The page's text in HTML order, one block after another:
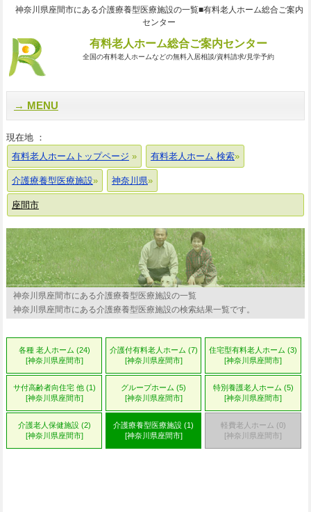
神奈川県座間市にある介護療養型医療施設の一覧■有料老人ホーム総合ご案内
センター
有料老人ホーム総合ご案内センター
全国の有料老人ホームなどの無料入居相談/資料請求/見学予約
MENU
現在地 ：
有料老人ホームトップページ
有料老人ホーム 検索
介護療養型医療施設 神奈川県
座間市
神奈川県座間市にある介護療養型医療施設の一覧
神奈川県座間市にある介護療養型医療施設の検索結果一覧です。
各種 老人ホーム (24)
[神奈川県座間市]
介護付有料老人ホーム (7)
[神奈川県座間市]
住宅型有料老人ホーム (3)
[神奈川県座間市]
サ付高齢者向住宅 他 (1)
[神奈川県座間市]
グループホーム (5)
[神奈川県座間市]
特別養護老人ホーム (5)
[神奈川県座間市]
介護老人保健施設 (2)
[神奈川県座間市]
介護療養型医療施設 (1)
[神奈川県座間市]
軽費老人ホーム (0)
[神奈川県座間市]